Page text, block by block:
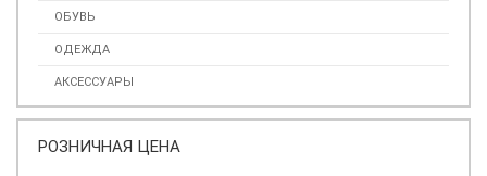
ОБУВЬ
ОДЕЖДА
АКСЕССУАРЫ
РОЗНИЧНАЯ ЦЕНА